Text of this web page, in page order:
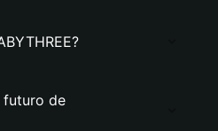
futuro de